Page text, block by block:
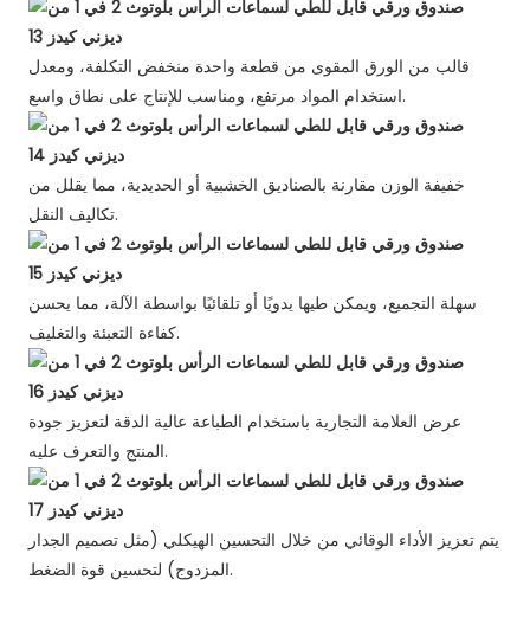
قالب من الورق المقوى من قطعة واحدة منخفض التكلفة، ومعدل
استخدام المواد مرتفع، ومناسب للإنتاج على نطاق واسع.
خفيفة الوزن مقارنة بالصناديق الخشبية أو الحديدية، مما يقلل من
تكاليف النقل.
سهلة التجميع، ويمكن طيها يدويًا أو تلقائيًا بواسطة الآلة، مما يحسن
كفاءة التعبئة والتغليف.
عرض العلامة التجارية باستخدام الطباعة عالية الدقة لتعزيز جودة
المنتج والتعرف عليه.
يتم تعزيز الأداء الوقائي من خلال التحسين الهيكلي (مثل تصميم الجدار
المزدوج) لتحسين قوة الضغط.